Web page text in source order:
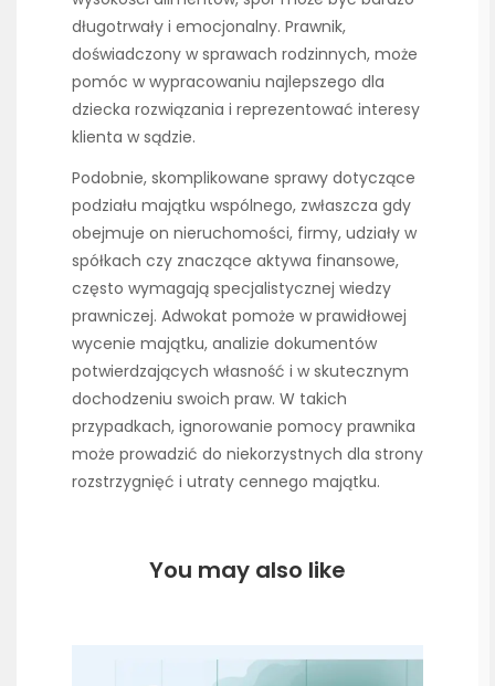
długotrwały i emocjonalny. Prawnik,
doświadczony w sprawach rodzinnych, może
pomóc w wypracowaniu najlepszego dla
dziecka rozwiązania i reprezentować interesy
klienta w sądzie.
Podobnie, skomplikowane sprawy dotyczące
podziału majątku wspólnego, zwłaszcza gdy
obejmuje on nieruchomości, firmy, udziały w
spółkach czy znaczące aktywa finansowe,
często wymagają specjalistycznej wiedzy
prawniczej. Adwokat pomoże w prawidłowej
wycenie majątku, analizie dokumentów
potwierdzających własność i w skutecznym
dochodzeniu swoich praw. W takich
przypadkach, ignorowanie pomocy prawnika
może prowadzić do niekorzystnych dla strony
rozstrzygnięć i utraty cennego majątku.
You may also like